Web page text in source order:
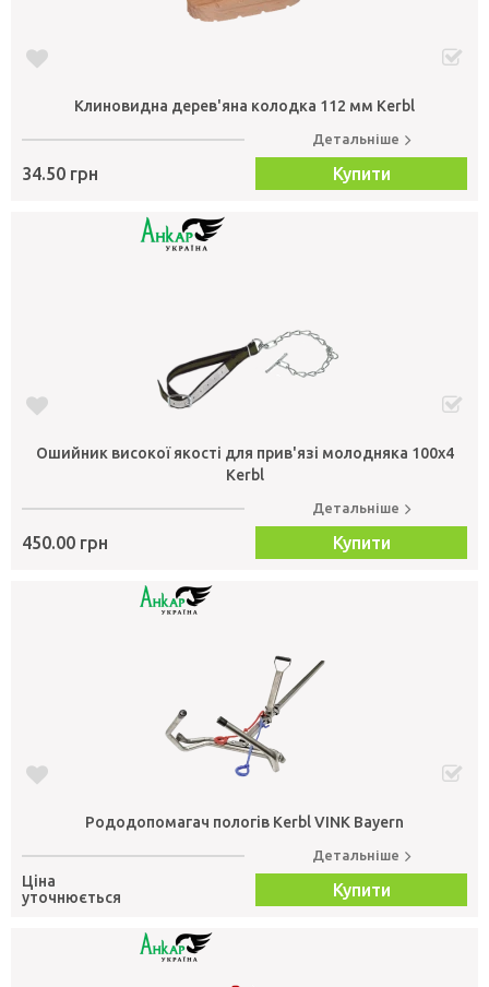
Клиновидна дерев'яна колодка 112 мм Kerbl
34.50 грн
Детальніше
Купити
Ошийник високої якості для прив'язі молодняка 100х4
Kerbl
450.00 грн
Детальніше
Купити
Рододопомагач пологів Kerbl VINK Bayern
Ціна
уточнюється
Детальніше
Купити